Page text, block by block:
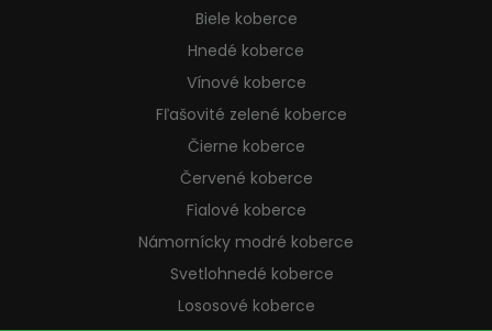
Biele koberce
Hnedé koberce
Vínové koberce
Fľašovité zelené koberce
Čierne koberce
Červené koberce
Fialové koberce
Námornícky modré koberce
Svetlohnedé koberce
Lososové koberce